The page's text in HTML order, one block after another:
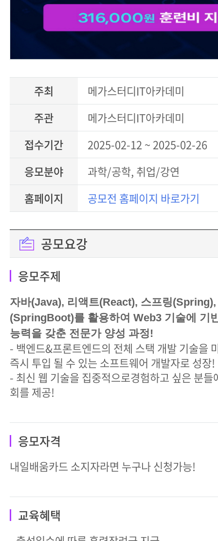
주최
메가스터디IT아카데미
주관
메가스터디IT아카데미
접수기간
2025-02-12 ~ 2025-02-26
응모분야
과학/공학, 취업/강연
홈페이지
공모전 홈페이지 바로가기
공모요강
응모주제
자바(Java), 리액트(React), 스프링
(SpringBoot)를 활용하여 Web3 기술에 기
능력을 갖춘 전문가 양성 과정!
- 백엔드&프론트엔드의 전체 스택 개발 기술을
즉시 투입 될 수 있는 소프트웨어 개발자로 성장!
- 최신 웹 기술을 집중적으로경험하고 싶은 분들
회를 제공!
응모자격
내일배움카드 소지자라면 누구나 신청가능!
교육혜택